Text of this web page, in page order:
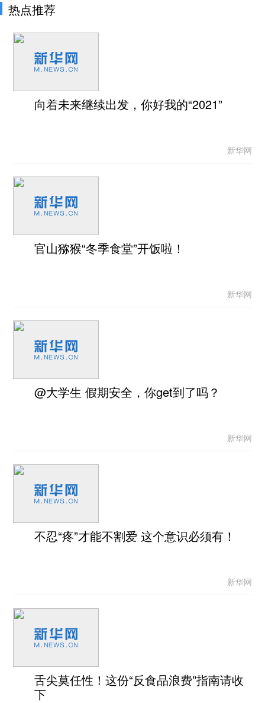
热点推荐
向着未来继续出发，你好我的“2021”
新华网
官山猕猴“冬季食堂”开饭啦！
新华网
@大学生 假期安全，你get到了吗？
新华网
不忍“疼”才能不割爱 这个意识必须有！
新华网
舌尖莫任性！这份“反食品浪费”指南请收
下